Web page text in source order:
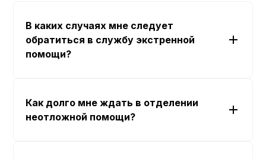
В каких случаях мне следует
обратиться в службу экстренной
помощи?
Как долго мне ждать в отделении
неотложной помощи?